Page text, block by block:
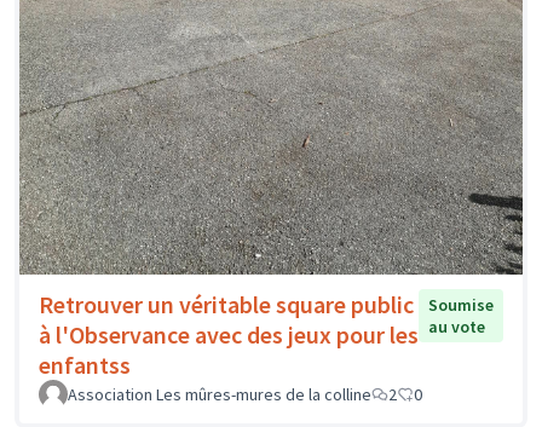
Retrouver un véritable square public
à l'Observance avec des jeux pour les
enfantss
Soumise
au vote
Association Les mûres-mures de la colline 2 0